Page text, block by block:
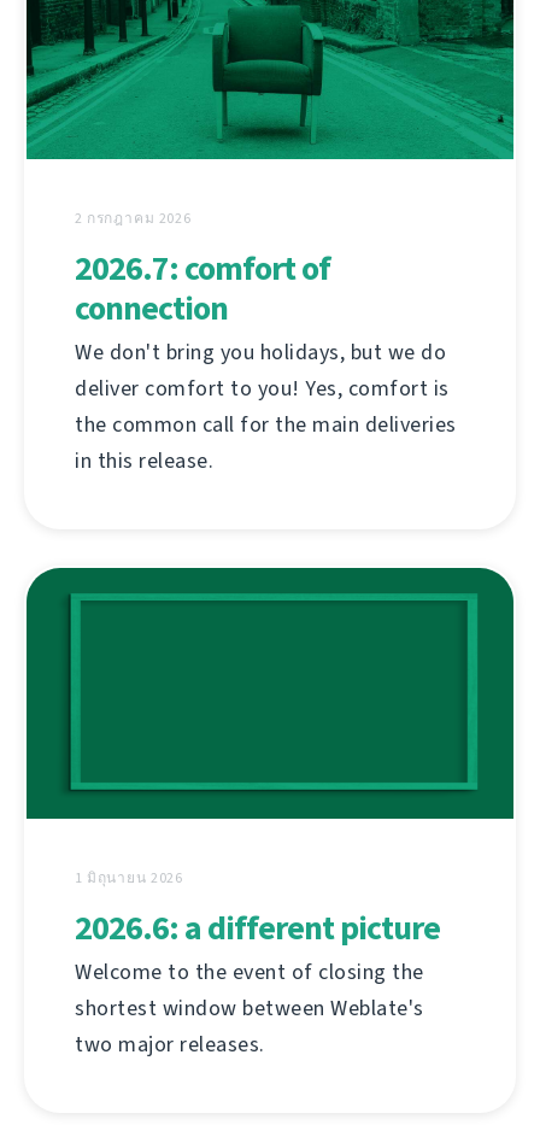
2 กรกฎาคม 2026
2026.7: comfort of
connection
We don't bring you holidays, but we do
deliver comfort to you! Yes, comfort is
the common call for the main deliveries
in this release.
1 มิถุนายน 2026
2026.6: a different picture
Welcome to the event of closing the
shortest window between Weblate's
two major releases.